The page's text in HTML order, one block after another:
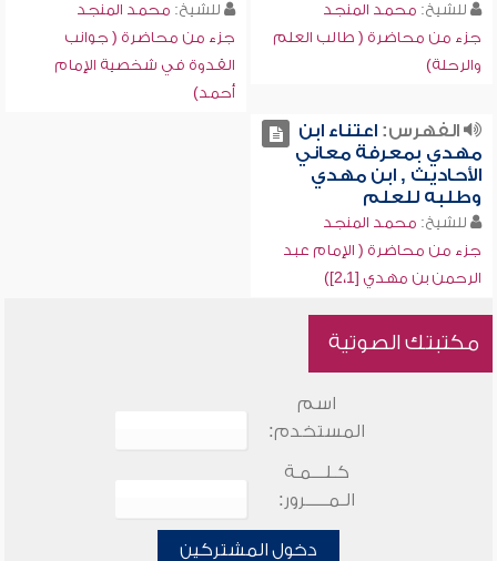
للشيخ: محمد المنجد
جزء من محاضرة ( طالب العلم
والرحلة)
للشيخ: محمد المنجد
جزء من محاضرة ( جوانب
القدوة في شخصية الإمام
أحمد)
الفهرس:اعتناء ابن
مهدي بمعرفة معاني
الأحاديث , ابن مهدي
وطلبه للعلم
للشيخ: محمد المنجد
جزء من محاضرة ( الإمام عبد
الرحمن بن مهدي [2،1])
مكتبتك الصوتية
اسم
المستخدم:
كـلـــمـة
الـمـــــرور:
دخول المشتركين